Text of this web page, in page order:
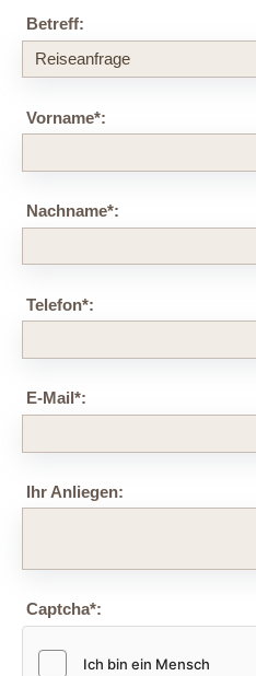
Betreff:
Vorname*:
Nachname*:
Telefon*:
E-Mail*:
Ihr Anliegen:
Captcha*: